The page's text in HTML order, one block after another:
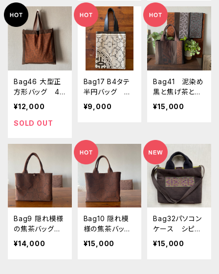
先住民族の天然
染め 着物用バ
ッグ アマゾン・
シピボ族の泥染
め
Bag46 大型正
方形バッグ 40
cm クッションサ
イズ シピボ族
の泥染め
¥12,000
SOLD OUT
Bag17 B4タテ
半円バッグ 本
革の持ち手
¥9,000
Bag41 泥染め
黒と焦げ茶と隠
れ模様の贅沢パ
ッチワークの手
バッグ アマゾ
ンの泥染め シ
ピボ族の泥染め
¥15,000
Bag9 隠れ模様
の焦茶バッグ 3
8x26x5cm 木
の実のフックシ
¥14,000
Bag10 隠れ模
様の焦茶バッグ
大 42x28x10
cm 木の実のフ
¥15,000
Bag32パソコン
ケース シピボ
族の泥染めに緑
刺繍と渋色模様
¥15,000